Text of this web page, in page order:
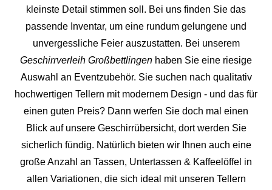
kleinste Detail stimmen soll. Bei uns finden Sie das
passende Inventar, um eine rundum gelungene und
unvergessliche Feier auszustatten. Bei unserem
Geschirrverleih Großbettlingen haben Sie eine riesige
Auswahl an Eventzubehör. Sie suchen nach qualitativ
hochwertigen Tellern mit modernem Design - und das für
einen guten Preis? Dann werfen Sie doch mal einen
Blick auf unsere Geschirrübersicht, dort werden Sie
sicherlich fündig. Natürlich bieten wir Ihnen auch eine
große Anzahl an Tassen, Untertassen & Kaffeelöffel in
allen Variationen, die sich ideal mit unseren Tellern